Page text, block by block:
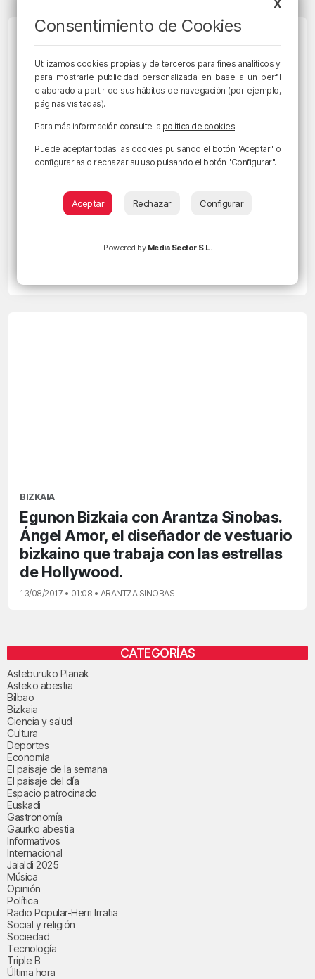
Egunon Bizkaia con Arantza Sinobas.
BIZKAIA
Egunon Bizkaia con Arantza Sinobas.
Ángel Amor, el diseñador de vestuario
bizkaino que trabaja con las estrellas
de Hollywood.
13/08/2017 • 01:08 • ARANTZA SINOBAS
CATEGORÍAS
Asteburuko Planak
Asteko abestia
Bilbao
Bizkaia
Ciencia y salud
Cultura
Deportes
Economía
El paisaje de la semana
El paisaje del día
Espacio patrocinado
Euskadi
Gastronomía
Gaurko abestia
Informativos
Internacional
Jaialdi 2025
Música
Opinión
Política
Radio Popular-Herri Irratia
Social y religión
Sociedad
Tecnología
Triple B
Última hora
X
Consentimiento de Cookies
Utilizamos cookies propias y de terceros para fines analíticos y
para mostrarle publicidad personalizada en base a un perfil
elaborado a partir de sus hábitos de navegación (por ejemplo,
páginas visitadas).
Para más información consulte la política de cookies.
Puede aceptar todas las cookies pulsando el botón "Aceptar" o
configurarlas o rechazar su uso pulsando el botón "Configurar".
Aceptar Rechazar Configurar
Powered by Media Sector S.L.